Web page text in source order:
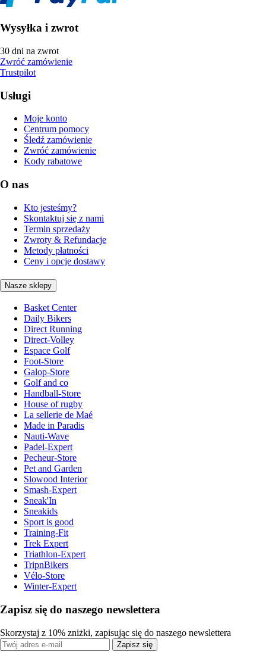
Wysyłka i zwrot
30 dni na zwrot
Zwróć zamówienie
Trustpilot
Usługi
Moje konto
Centrum pomocy
Śledź zamówienie
Zwróć zamówienie
Kody rabatowe
O nas
Kto jesteśmy?
Skontaktuj się z nami
Termin sprzedaży
Zwroty & Refundacje
Metody płatności
Ceny i opcje dostawy
Nasze sklepy
Basket Center
Daily Bikers
Direct Running
Direct-Volley
Espace Golf
Foot-Store
Galop-Store
Golf and co
Handball-Store
House of rugby
La sellerie de Maé
Made in Paradis
Nauti-Wave
Padel-Expert
Pecheur-Store
Pet and Garden
Slowood Interior
Smash-Expert
Sneak'In
Sneakids
Sport is good
Training-Fit
Trek Expert
Triathlon-Expert
TripnBikers
Vélo-Store
Winter-Expert
Zapisz się do naszego newslettera
Skorzystaj z 10% zniżki, zapisując się do naszego newslettera
Zapisz się